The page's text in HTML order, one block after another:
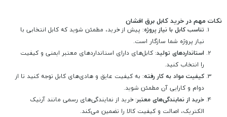
نکات مهم در خرید کابل برق افشان
تناسب کابل با نیاز پروژه: پیش از خرید، مطمئن شوید که کابل انتخابی با
نیاز پروژه شما سازگار است.
استانداردهای تولید: کابل‌های دارای استانداردهای معتبر ایمنی و کیفیت
را انتخاب کنید.
کیفیت مواد به کار رفته: به کیفیت عایق و هادی‌های کابل توجه کنید تا از
دوام و کارایی آن مطمئن شوید.
خرید از نمایندگی‌های معتبر: خرید از نمایندگی‌های رسمی مانند آرنیک
الکتریک، اصالت و کیفیت کالا را تضمین می‌کند.